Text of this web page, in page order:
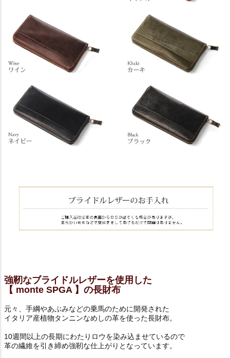
強靭なブライドルレザーを使用した
【 monte SPGA 】の長財布
元々、手綱やあぶみなどの乗馬のために開発された
イタリア産植物タンニンなめしの革を使った長財布。
10週間以上の長期にわたりロウを染み込ませているので
革の繊維を引き締め強靭な仕上がりとなっています。